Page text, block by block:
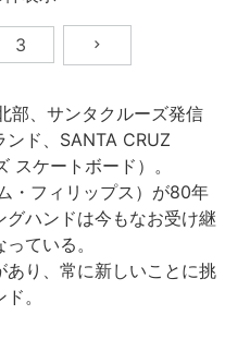
3
部、サンタクルーズ発信
ド、SANTA CRUZ
スケートボード）。
・フィリップス）が80年
ハンドは今もなお受け継
ている。
り、常に新しいことに挑
。